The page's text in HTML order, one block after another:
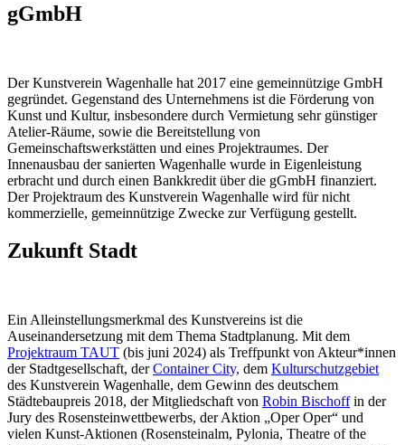
gGmbH
Der Kunstverein Wagenhalle hat 2017 eine gemeinnützige GmbH
gegründet. Gegenstand des Unternehmens ist die Förderung von
Kunst und Kultur, insbesondere durch Vermietung sehr günstiger
Atelier-Räume, sowie die Bereitstellung von
Gemeinschaftswerkstätten und eines Projektraumes. Der
Innenausbau der sanierten Wagenhalle wurde in Eigenleistung
erbracht und durch einen Bankkredit über die gGmbH finanziert.
Der Projektraum des Kunstverein Wagenhalle wird für nicht
kommerzielle, gemeinnützige Zwecke zur Verfügung gestellt.
Zukunft Stadt
Ein Alleinstellungsmerkmal des Kunstvereins ist die
Auseinandersetzung mit dem Thema Stadtplanung. Mit dem
Projektraum TAUT (bis juni 2024) als Treffpunkt von Akteur*innen
der Stadtgesellschaft, derContainer City, dem Kulturschutzgebiet
des Kunstverein Wagenhalle, dem Gewinn des deutschem
Städtebaupreis 2018, der Mitgliedschaft von Robin Bischoffin der
Jury des Rosensteinwettbewerbs, der Aktion „Oper Oper“ und
vielen Kunst-Aktionen (Rosensteinalm, Pylonia, Theatre of the